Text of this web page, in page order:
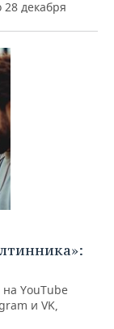
декабря
YouTube
и VK,